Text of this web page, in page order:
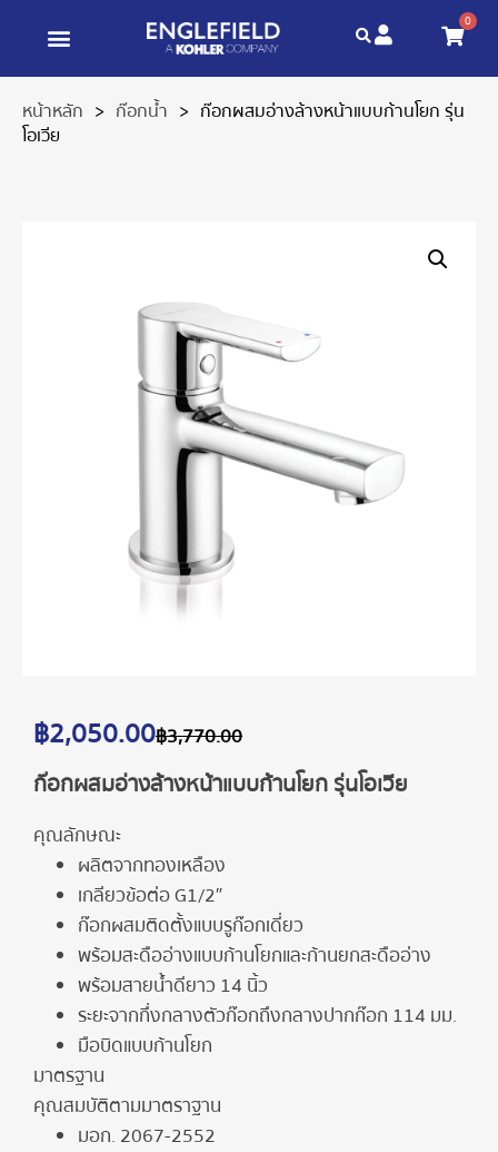
0
หน้าหลัก > ก๊อกน้ำ > ก๊อกผสมอ่างล้างหน้าแบบก้านโยก รุ่น
โอเวีย
฿3,770.00
฿2,050.00
ก๊อกผสมอ่างล้างหน้าแบบก้านโยก รุ่นโอเวีย
คุณลักษณะ
ผลิตจากทองเหลือง
เกลียวข้อต่อ G1/2″
ก๊อกผสมติดตั้งแบบรูก๊อกเดี่ยว
พร้อมสะดืออ่างแบบก้านโยกและก้านยกสะดืออ่าง
พร้อมสายน้ำดียาว 14 นิ้ว
ระยะจากกึ่งกลางตัวก๊อกถึงกลางปากก๊อก 114 มม.
มือบิดแบบก้านโยก
มาตรฐาน
คุณสมบัติตามมาตราฐาน
มอก. 2067-2552